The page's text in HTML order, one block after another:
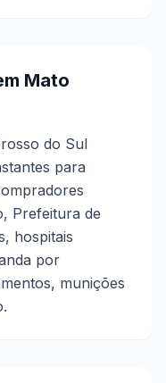
Mato
do Sul
para
Prefeitura de
hospitais
por
munições